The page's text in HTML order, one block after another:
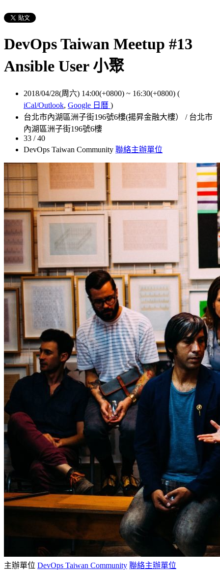
DevOps Taiwan Meetup #13
Ansible User 小聚
2018/04/28(周六) 14:00(+0800) ~ 16:30(+0800) (
iCal/Outlook, Google 日曆 )
台北市內湖區洲子街196號6樓(揚昇金融大樓） / 台北市
內湖區洲子街196號6樓
33 / 40
DevOps Taiwan Community 聯絡主辦單位
主辦單位 DevOps Taiwan Community 聯絡主辦單位